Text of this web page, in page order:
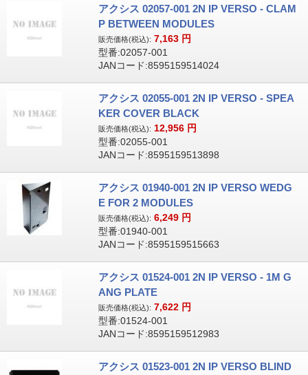
アクシス 02057-001 2N IP VERSO - CLAM
P BETWEEN MODULES
販売価格(税込): 7,163 円
型番:02057-001
JANコード:8595159514024
アクシス 02055-001 2N IP VERSO - SPEA
KER COVER BLACK
販売価格(税込): 12,956 円
型番:02055-001
JANコード:8595159513898
アクシス 01940-001 2N IP VERSO WEDG
E FOR 2 MODULES
販売価格(税込): 6,249 円
型番:01940-001
JANコード:8595159515663
アクシス 01524-001 2N IP VERSO - 1M G
ANG PLATE
販売価格(税込): 7,622 円
型番:01524-001
JANコード:8595159512983
アクシス 01523-001 2N IP VERSO BLIND